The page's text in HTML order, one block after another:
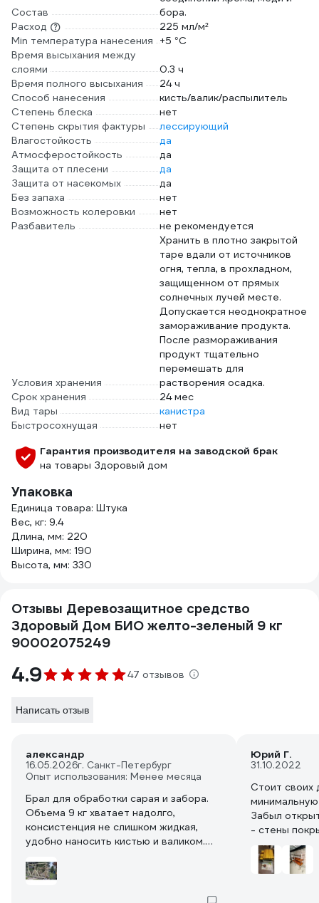
Состав
бора.
Расход
225 мл/м²
Min температура нанесения
+5 °С
Время высыхания между
слоями
0.3 ч
Время полного высыхания
24 ч
Способ нанесения
кисть/валик/распылитель
Степень блеска
нет
Степень скрытия фактуры
лессирующий
Влагостойкость
да
Атмосферостойкость
да
Защита от плесени
да
Защита от насекомых
да
Без запаха
нет
Возможность колеровки
нет
Разбавитель
не рекомендуется
Условия хранения
Хранить в плотно закрытой
таре вдали от источников
огня, тепла, в прохладном,
защищенном от прямых
солнечных лучей месте.
Допускается неоднократное
замораживание продукта.
После размораживания
продукт тщательно
перемешать для
растворения осадка.
Срок хранения
24 мес
Вид тары
канистра
Быстросохнущая
нет
Гарантия производителя на заводской брак
на товары Здоровый дом
Упаковка
Единица товара: Штука
Вес, кг: 9.4
Длина, мм: 220
Ширина, мм: 190
Высота, мм: 330
Отзывы Деревозащитное средство
Здоровый Дом БИО желто-зеленый 9 кг
90002075249
4.9 47 отзывов
Написать отзыв
александр
16.05.2026г. Санкт-Петербург
Опыт использования: Менее месяца
Брал для обработки сарая и забора.
Объема 9 кг хватает надолго,
консистенция не слишком жидкая,
удобно наносить кистью и валиком.
Запах резковат, на открытом воздухе
терпимо. Сохнет часа 2-3. Посмотрим,
Юрий Г.
31.10.2022
Стоит своих
Забыл
- стены
выстояли.
морилкой